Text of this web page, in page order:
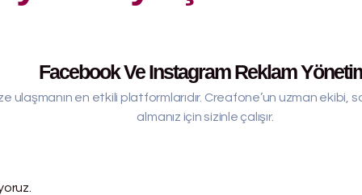
Facebook Ve Instagram Reklam
en etkili platformlarıdır. Creafone’un uzman ekibi,
almanız için sizinle çalışır.